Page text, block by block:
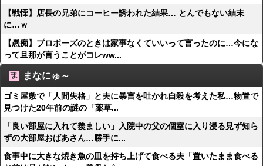
【戦慄】店長の兄弟にコーヒー誘われた結果… とんでもない結末
に…ｗ
【愚痴】プロポーズのときは家事なくていいって言ったのに…今にな
って旦那が言うことがコレww...
まなにゅ～
ゴミ屋敷で「人間失格」と夫に暴言を吐かれ自殺を考えた私…物置で
見つけた20年前の謎の「薬草...
「良い部屋に入れて羨ましい」入院中の父の個室に入り浸る見ず知ら
ずの大部屋おばあさん…勝手に...
食事中に大きな焼き魚の皿を持ち上げて食べる夫「置いたまま食べる